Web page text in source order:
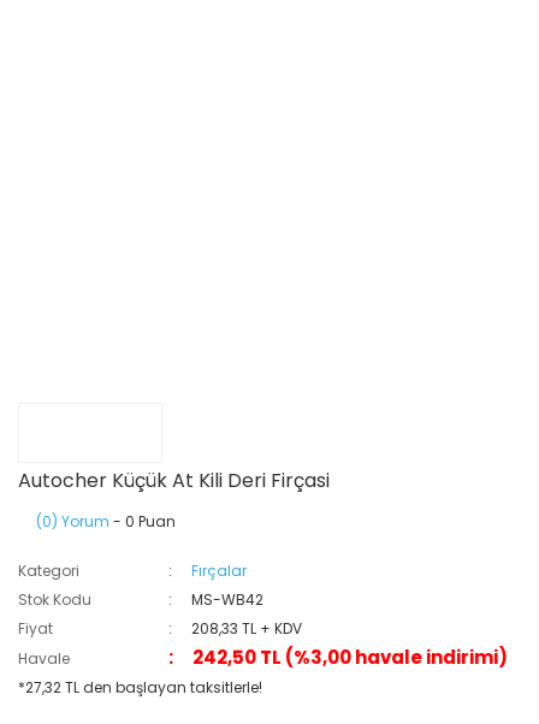
Autocher Küçük At Kili Deri Firçasi
(0) Yorum - 0 Puan
Kategori
Fırçalar
Stok Kodu
MS-WB42
Fiyat
208,33 TL + KDV
Havale
242,50 TL (%3,00 havale indirimi)
*27,32 TL den başlayan taksitlerle!